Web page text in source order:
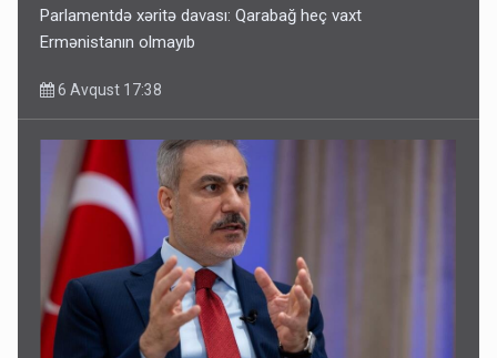
Parlamentdə xəritə davası: Qarabağ heç vaxt
Ermənistanın olmayıb
6 Avqust 17:38